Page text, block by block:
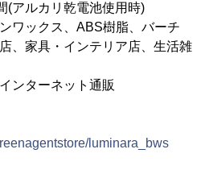
(アルカリ乾電池使用時)
クス、ABS樹脂、バーチ
具・インテリア店、生活雑
ネット通販
luminara_bws